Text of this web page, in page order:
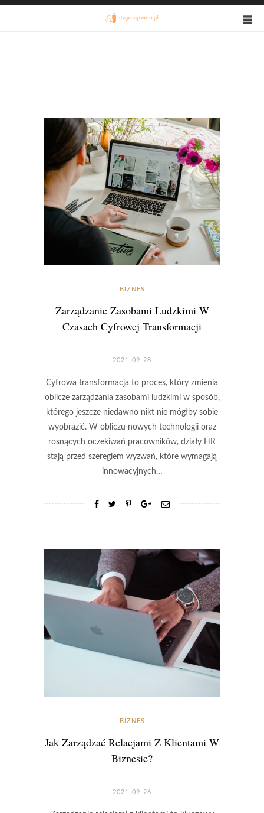
BIZNES
Zarządzanie Zasobami Ludzkimi W
Czasach Cyfrowej Transformacji
2021-09-28
Cyfrowa transformacja to proces, który zmienia
oblicze zarządzania zasobami ludzkimi w sposób,
którego jeszcze niedawno nikt nie mógłby sobie
wyobrazić. W obliczu nowych technologii oraz
rosnących oczekiwań pracowników, działy HR
stają przed szeregiem wyzwań, które wymagają
innowacyjnych…
BIZNES
Jak Zarządzać Relacjami Z Klientami W
Biznesie?
2021-09-26